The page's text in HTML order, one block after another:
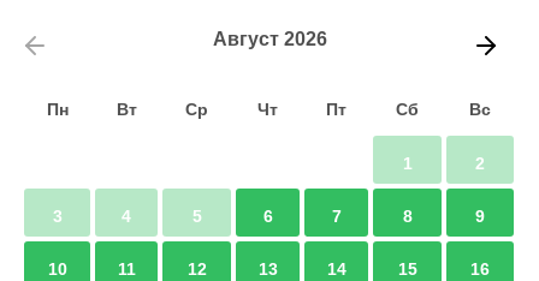
подходит как для первого знакомства с городом, так и
впечатлений и фотографий.
Август 2026
Пн Вт Ср Чт Пт Сб Вс
1 2
3 4 5 6 7 8 9
10 11 12 13 14 15 16